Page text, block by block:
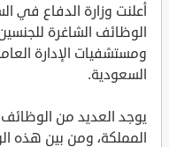
أعلنت وزارة الدفاع في
الوظائف الشاغرة
ومستشفيات الإدارة
السعودية.
يوجد العديد من
المملكة، ومن بين هذه